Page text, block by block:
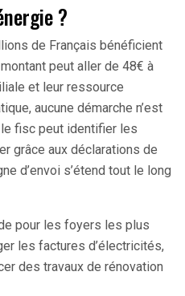
?
de Français bénéficient
peut aller de 48€ à
et leur ressource
aucune démarche n’est
fisc peut identifier les
grâce aux déclarations de
d’envoi s’étend tout le long
pour les foyers les plus
les factures d’électricités,
des travaux de rénovation